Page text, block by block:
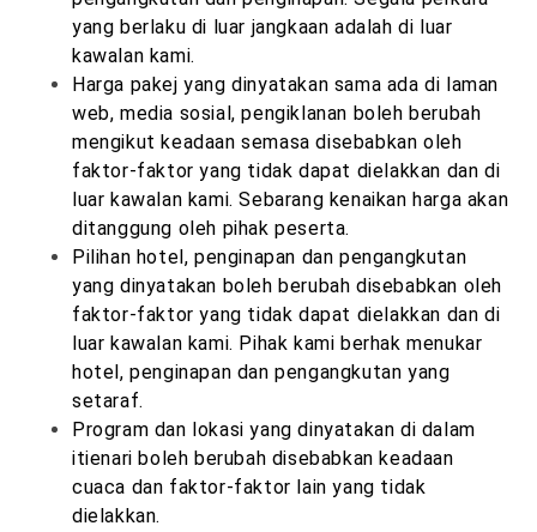
yang berlaku di luar jangkaan adalah di luar
kawalan kami.
Harga pakej yang dinyatakan sama ada di laman
web, media sosial, pengiklanan boleh berubah
mengikut keadaan semasa disebabkan oleh
faktor-faktor yang tidak dapat dielakkan dan di
luar kawalan kami. Sebarang kenaikan harga akan
ditanggung oleh pihak peserta.
Pilihan hotel, penginapan dan pengangkutan
yang dinyatakan boleh berubah disebabkan oleh
faktor-faktor yang tidak dapat dielakkan dan di
luar kawalan kami. Pihak kami berhak menukar
hotel, penginapan dan pengangkutan yang
setaraf.
Program dan lokasi yang dinyatakan di dalam
itienari boleh berubah disebabkan keadaan
cuaca dan faktor-faktor lain yang tidak
dielakkan.